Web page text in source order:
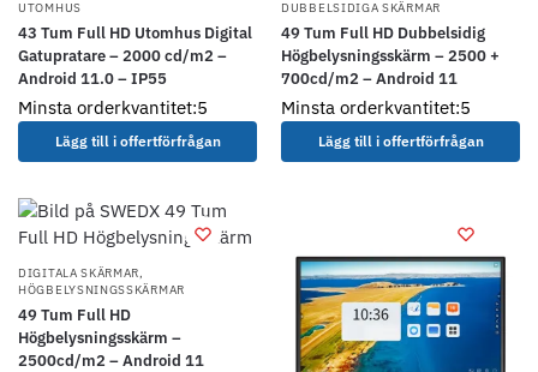
UTOMHUS
43 Tum Full HD Utomhus Digital
Gatupratare – 2000 cd/m2 –
Android 11.0 – IP55
Minsta orderkvantitet:5
Lägg till i offertförfrågan
DUBBELSIDIGA SKÄRMAR
49 Tum Full HD Dubbelsidig
Högbelysningsskärm – 2500 +
700cd/m2 – Android 11
Minsta orderkvantitet:5
Lägg till i offertförfrågan
DIGITALA SKÄRMAR,
HÖGBELYSNINGSSKÄRMAR
49 Tum Full HD
Högbelysningsskärm –
2500cd/m2 – Android 11